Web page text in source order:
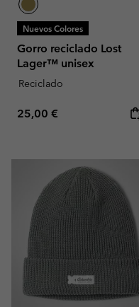
Nuevos Colores
Gorro reciclado Lost
Lager™ unisex
Reciclado
Regular price:
25,00 €